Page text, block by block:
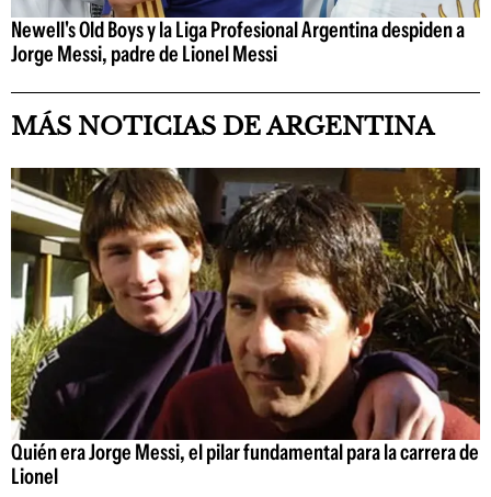
Newell's Old Boys y la Liga Profesional Argentina despiden a
Jorge Messi, padre de Lionel Messi
MÁS NOTICIAS DE ARGENTINA
Quién era Jorge Messi, el pilar fundamental para la carrera de
Lionel